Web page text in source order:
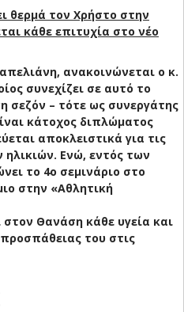
θερμά τον Χρήστο στην
κάθε επιτυχία στο νέο
ανακοινώνεται ο κ.
συνεχίζει σε αυτό το
σεζόν – τότε ως συνεργάτης
κάτοχος διπλώματος
αποκλειστικά για τις
Ενώ, εντός των
το 4ο σεμινάριο στο
στην «Αθλητική
Θανάση κάθε υγεία και
του στις